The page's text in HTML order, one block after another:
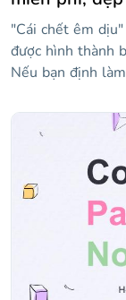
"Cái chết êm
được hình thành
Nếu bạn định
về trợ tử là gì,
thể truy cập nó
slide cung cấp
kế để làm cho
của bạn thành